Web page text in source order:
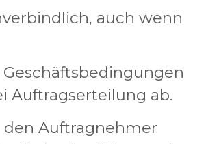
auch wenn
Auftragserteilung ab.
den Auftragnehmer